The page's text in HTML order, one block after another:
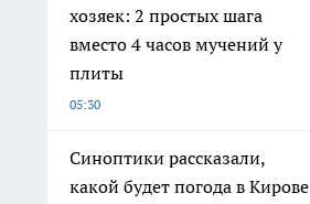
хозяек: 2 простых шага
вместо 4 часов мучений у
плиты
05:30
Синоптики рассказали,
какой будет погода в Кирове